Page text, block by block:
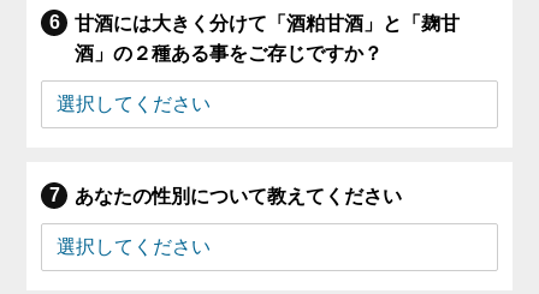
甘酒には大きく分けて「酒粕甘酒」と「麹甘
酒」の２種ある事をご存じですか？
あなたの性別について教えてください